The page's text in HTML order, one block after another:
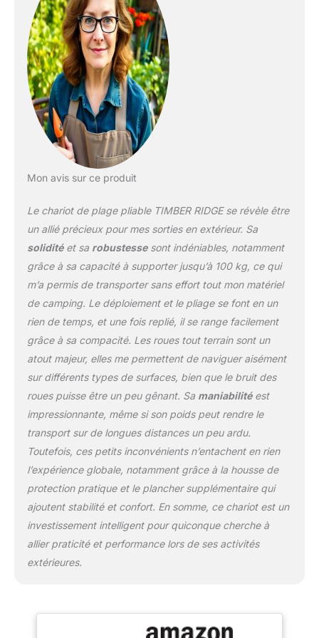
rétractable & roue
pivotante à 360°: le
chariot de transport
dispose d'un système de
direction robuste et
d'une poignée réglable,
d'un tissu Oxford
résistant et d'un
matériau PVC de haute
chariot pliable TIMBER
grand espace de
chargement pour de
nombreuses choses. Le
chariot de jardin a des
poches latérales avec
fermeture éclair pour trier
toutes les petites
choses. Avec une charge
maximale de 100 kg.
Application à toutes les
occasions: que vous
alliez à la plage, fassiez
un pique-nique,
campiez, fassiez des
transportiez des animaux
domestiques, ce chariot
à bras est adapté à
toutes les exigences.
Disponible en trois
couleurs pour répondre à
sur la recherche et le
Mon avis sur ce produit
Le chariot de plage pliable TIMBER RIDGE se révèle être
un allié précieux pour mes sorties en extérieur. Sa
soliditéet sa robustessesont indéniables, notamment
grâce à sa capacité à supporter jusqu’à 100 kg, ce qui
m’a permis de transporter sans effort tout mon matériel
de camping. Le déploiement et le pliage se font en un
rien de temps, et une fois replié, il se range facilement
grâce à sa compacité. Les roues tout terrain sont un
atout majeur, elles me permettent de naviguer aisément
sur différents types de surfaces, bien que le bruit des
roues puisse être un peu gênant. Sa maniabilitéest
impressionnante, même si son poids peut rendre le
transport sur de longues distances un peu ardu.
Toutefois, ces petits inconvénients n’entachent en rien
l’expérience globale, notamment grâce à la housse de
protection pratique et le plancher supplémentaire qui
ajoutent stabilité et confort. En somme, ce chariot est un
investissement intelligent pour quiconque cherche à
allier praticité et performance lors de ses activités
extérieures.